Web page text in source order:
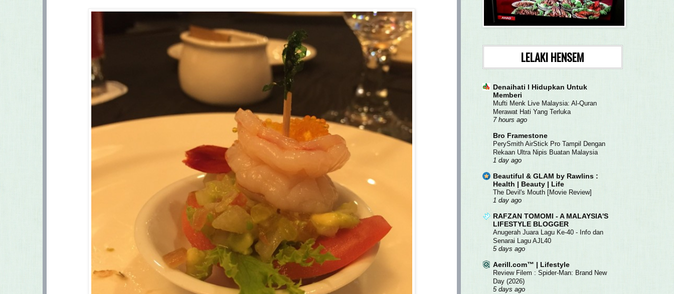
LELAKI HENSEM
Denaihati l Hidupkan Untuk
Memberi
Mufti Menk Live Malaysia: Al-Quran
Merawat Hati Yang Terluka
7 hours ago
Bro Framestone
PerySmith AirStick Pro Tampil Dengan
Rekaan Ultra Nipis Buatan Malaysia
1 day ago
Beautiful & GLAM by Rawlins :
Health | Beauty | Life
The Devil's Mouth [Movie Review]
1 day ago
RAFZAN TOMOMI - A MALAYSIA'S
LIFESTYLE BLOGGER
Anugerah Juara Lagu Ke-40 - Info dan
Senarai Lagu AJL40
5 days ago
Aerill.com™ | Lifestyle
Review Filem : Spider-Man: Brand New
Day (2026)
5 days ago